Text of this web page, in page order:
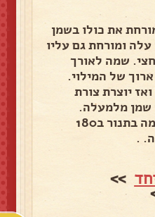
את כולו בשמן
ומורחת גם עליו
שמה לאורך
של המילוי.
יוצרת צורת
שמן מלמעלה.
מפזרת שומשום ושמה בתנור ב180
.
>>